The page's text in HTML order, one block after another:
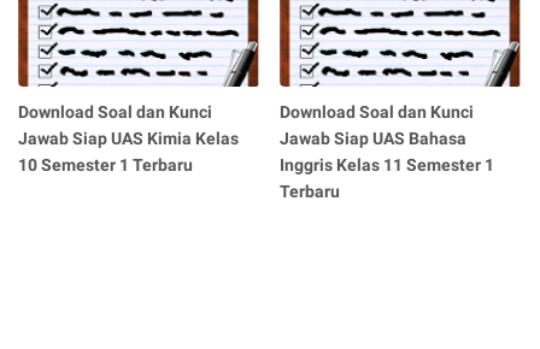
Download Soal dan Kunci
Jawab Siap UAS Kimia Kelas
10 Semester 1 Terbaru
Download Soal dan Kunci
Jawab Siap UAS Bahasa
Inggris Kelas 11 Semester 1
Terbaru